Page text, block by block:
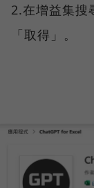
2.在增益集
「取得」。